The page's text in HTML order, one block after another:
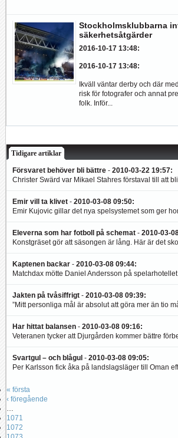
Stockholmsklubbarna
säkerhetsåtgärder
2016-10-17 13:48:
2016-10-17 13:48:
Ikväll väntar derby och där
risk för fotografer och annat
folk. Inför...
Tidigare artiklar
Försvaret behöver bli bättre - 2010-03-22 19:57:
Christer Swärd var Mikael Stahres förstaval till att
Emir vill ta klivet - 2010-03-08 09:50:
Emir Kujovic gillar det nya spelsystemet som ger
Eleverna som har fotboll på schemat - 2010-03-
Konstgräset gör att säsongen är lång. Här är det
Kaptenen backar - 2010-03-08 09:44:
Matchdax mötte Daniel Andersson på
Jakten på tvåsiffrigt - 2010-03-08 09:39:
”Mitt personliga mål är absolut att göra mer än tio
Har hittat balansen - 2010-03-08 09:16:
Veteranen tycker att Djurgården kommer bättre
Svartgul – och blågul - 2010-03-08 09:05:
Per Karlsson fick åka på landslagsläger till Oman
« första
‹ föregående
…
1071
1072